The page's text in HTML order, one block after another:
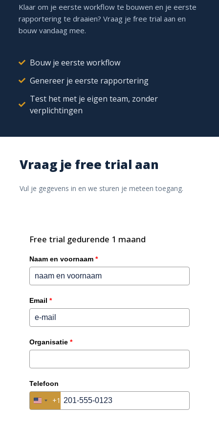
OPLOSSING 04
Interventies & onderhoud
Plan, registreer en volg interventies op, gekoppeld aan
de juiste installatie.
Onderhoudsplanning
Rapport voor de klant
Foto’s toegevoegd
Rapport automatisch naar de klant
OPLOSSING 05
Veilige toegang voor externen
Techniekers via extranet
Klaar om je eerste workflow te bouwen en je eerste
rapportering te draaien? Vraag je free trial aan en
bouw vandaag mee.
Bouw je eerste workflow
Genereer je eerste rapportering
Test het met je eigen team, zonder
verplichtingen
Vraag je free trial aan
Vul je gegevens in en we sturen je meteen toegang.
Free trial gedurende 1 maand
Naam en voornaam *
Email *
Organisatie *
Telefoon
United States +1
+1